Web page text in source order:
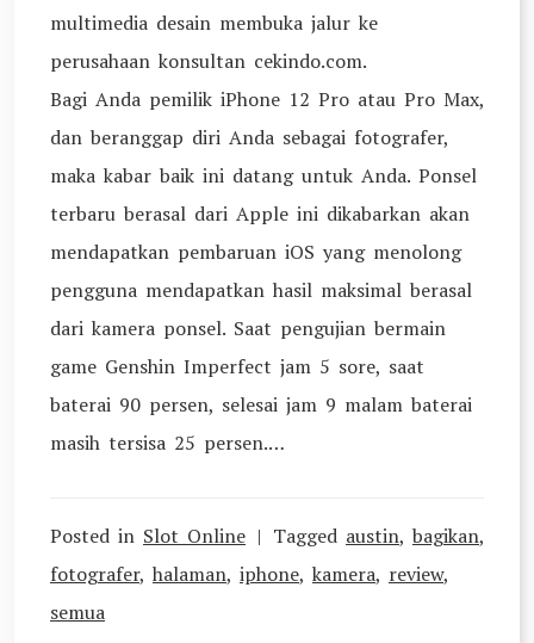
multimedia desain membuka jalur ke
perusahaan konsultan cekindo.com.
Bagi Anda pemilik iPhone 12 Pro atau Pro Max,
dan beranggap diri Anda sebagai fotografer,
maka kabar baik ini datang untuk Anda. Ponsel
terbaru berasal dari Apple ini dikabarkan akan
mendapatkan pembaruan iOS yang menolong
pengguna mendapatkan hasil maksimal berasal
dari kamera ponsel. Saat pengujian bermain
game Genshin Imperfect jam 5 sore, saat
baterai 90 persen, selesai jam 9 malam baterai
masih tersisa 25 persen.…
Posted in Slot Online Tagged austin, bagikan,
fotografer, halaman, iphone, kamera, review,
semua